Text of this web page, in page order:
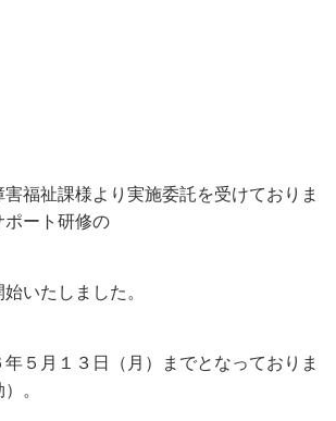
福祉課様より実施委託を受けておりま
ート研修の
いたしました。
５月１３日（月）までとなっておりま
。